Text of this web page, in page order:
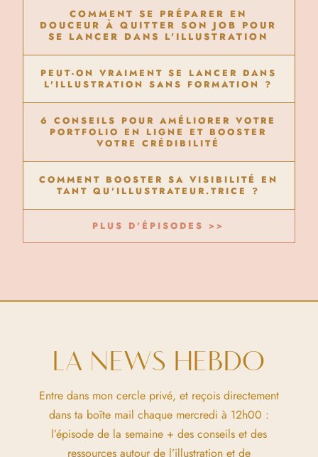
COMMENT SE PRÉPARER EN
DOUCEUR À QUITTER SON JOB POUR
SE LANCER DANS L'ILLUSTRATION
PEUT-ON VRAIMENT SE LANCER DANS
L'ILLUSTRATION SANS FORMATION ?
6 CONSEILS POUR AMÉLIORER VOTRE
PORTFOLIO EN LIGNE ET BOOSTER
VOTRE CRÉDIBILITÉ
COMMENT BOOSTER SA VISIBILITÉ EN
TANT QU'ILLUSTRATEUR.TRICE ?
PLUS D'ÉPISODES >>
LA NEWS HEBDO
Entre dans mon cercle privé, et reçois directement
dans ta boîte mail chaque mercredi à 12h00 :
l’épisode de la semaine + des conseils et des
ressources autour de l’illustration et de